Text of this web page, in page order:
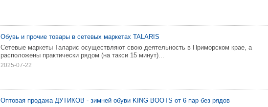
Обувь и прочие товары в сетевых маркетах TALARIS
Сетевые маркеты Таларис осуществляют свою деятельность в Приморском крае, а
расположены практически рядом (на такси 15 минут)...
2025-07-22
Оптовая продажа ДУТИКОВ - зимней обуви KING BOOTS от 6 пар без рядов